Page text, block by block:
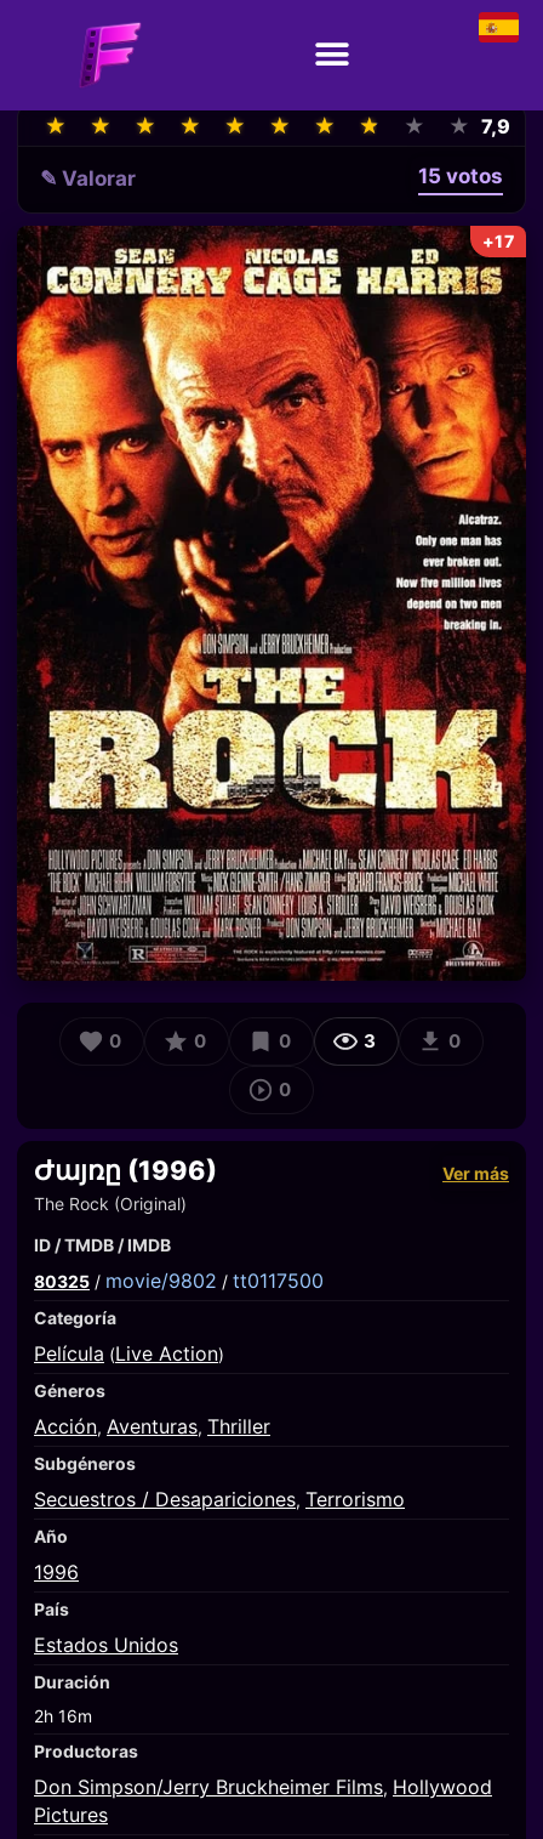
★
★ ★
★ ★
★ ★
★ ★
★ ★
★ ★
★ ★
★ ★
★ ★
★ 7,9
✎ Valorar 15 votos
+17
0 0 0 3 0
0
Ժայռը (1996)
Ver más
The Rock (Original)
ID / TMDB / IMDB
80325 / movie/9802 / tt0117500
Categoría
Película (Live Action)
Géneros
Acción, Aventuras, Thriller
Subgéneros
Secuestros / Desapariciones, Terrorismo
Año
1996
País
Estados Unidos
Duración
2h 16m
Productoras
Don Simpson/Jerry Bruckheimer Films, Hollywood
Pictures